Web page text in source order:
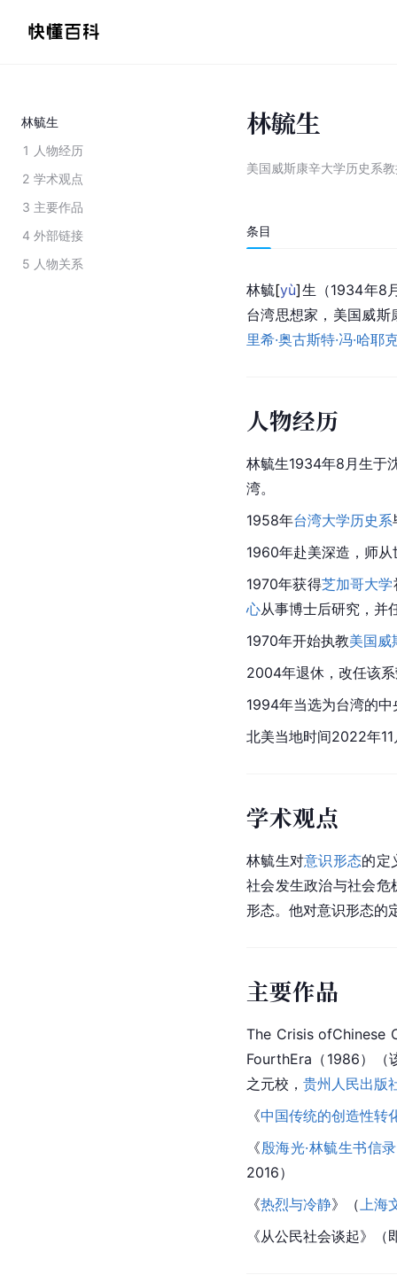
林毓生
1 人物经历
2 学术观点
3 主要作品
4 外部链接
5 人物关系
林毓生
美国威斯康辛大学历史系
条目
林毓[yù]生（1934年8
台湾思想家， 美国威斯
里希·奥古斯特·冯·哈耶
人物经历
林毓生1934年8月生于
湾。
1958年台湾大学历史系
1960年赴美深造，师
1970年获得芝加哥大学
心从事博士后研究，并
1970年开始执教美国威
2004年退休，改任该
1994年当选为台湾的中
北美当地时间2022年
学术观点
林毓生对意识形态的定
社会发生政治与社会危
形态。他对意识形态的
主要作品
The Crisis ofChinese
FourthEra（1986）（
之元校， 贵州人民出版
《中国传统的创造性转
《殷海光·林毓生书信录
2016）
《热烈与冷静》（ 上海
《从公民社会谈起》（